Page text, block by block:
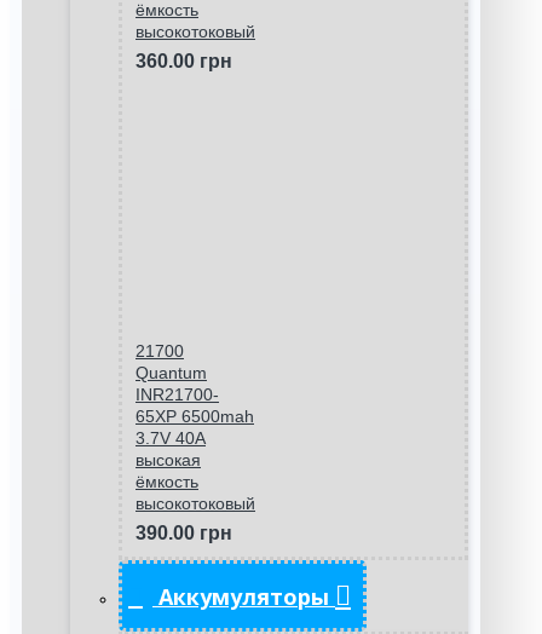
ёмкость
высокотоковый
360.00 грн
21700
Quantum
INR21700-
65XP 6500mah
3.7V 40A
высокая
ёмкость
высокотоковый
390.00 грн
Аккумуляторы